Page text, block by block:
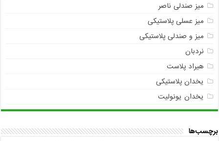
میز صندلی ناصر
میز عسلی پلاستیکی
میز و صندلی پلاستیکی
نردبان
هیراد پلاست
یخدان پلاستیکی
یخدان یونولیت
برچسب‌ها